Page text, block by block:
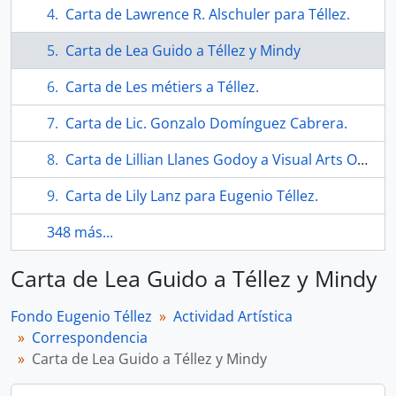
Carta de Lawrence R. Alschuler para Téllez.
Carta de Lea Guido a Téllez y Mindy
Carta de Les métiers a Téllez.
Carta de Lic. Gonzalo Domínguez Cabrera.
Carta de Lillian Llanes Godoy a Visual Arts Ontario.
Carta de Lily Lanz para Eugenio Téllez.
348 más...
Carta de Lea Guido a Téllez y Mindy
Fondo Eugenio Téllez
Actividad Artística
Correspondencia
Carta de Lea Guido a Téllez y Mindy